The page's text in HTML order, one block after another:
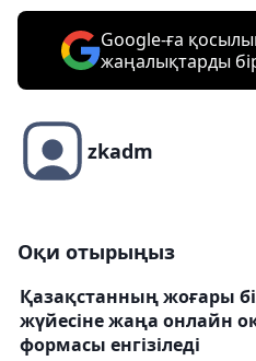
Google-ға
жаңалықтарды
zkadm
Оқи отырыңыз
Қазақстанның жоғары
жүйесіне жаңа онлайн
формасы енгізіледі